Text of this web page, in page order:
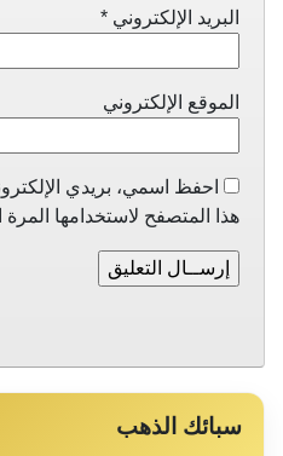
البريد الإلكتروني *
الموقع الإلكتروني
احفظ اسمي، بريدي
هذا المتصفح لاستخدامها المرة
سبائك الذهب